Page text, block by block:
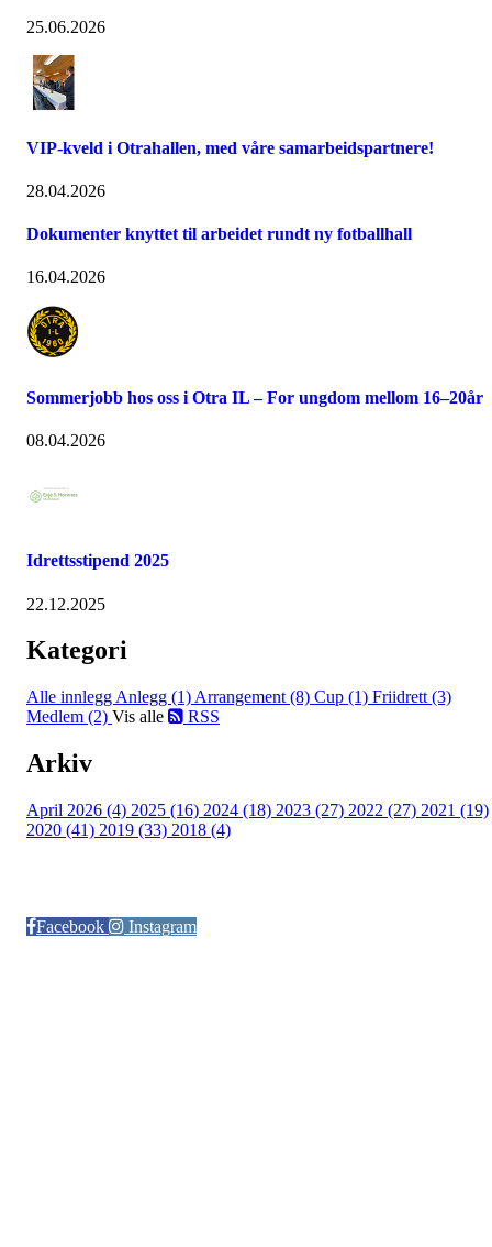
25.06.2026
VIP-kveld i Otrahallen, med våre samarbeidspartnere!
28.04.2026
Dokumenter knyttet til arbeidet rundt ny fotballhall
16.04.2026
Sommerjobb hos oss i Otra IL – For ungdom mellom 16–20år
08.04.2026
Idrettsstipend 2025
22.12.2025
Kategori
Alle innlegg Anlegg (1) Arrangement (8) Cup (1) Friidrett (3)
Medlem (2) Vis alle RSS
Arkiv
April 2026 (4) 2025 (16) 2024 (18) 2023 (27) 2022 (27) 2021 (19)
2020 (41) 2019 (33) 2018 (4)
Facebook
Instagram